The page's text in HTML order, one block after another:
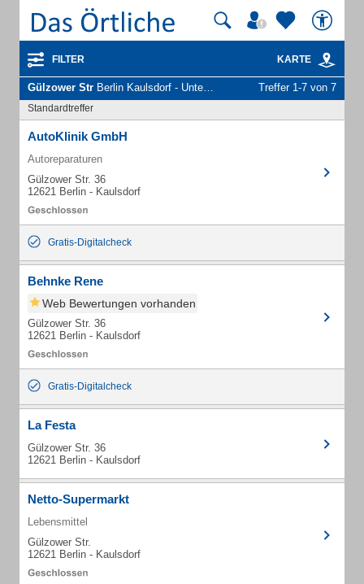
FILTER KARTE
Gülzower Str Berlin Kaulsdorf - Unternehmen und Personen Treffer 1-7 von 7
Standardtreffer
AutoKlinik GmbH
Autoreparaturen
Gülzower Str. 36
12621 Berlin - Kaulsdorf
Gratis-Digitalcheck
Behnke Rene
Web Bewertungen vorhanden
Gülzower Str. 36
12621 Berlin - Kaulsdorf
Gratis-Digitalcheck
La Festa
Gülzower Str. 36
12621 Berlin - Kaulsdorf
Netto-Supermarkt
Lebensmittel
Gülzower Str.
12621 Berlin - Kaulsdorf